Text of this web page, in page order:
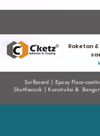
Raketan
Surfboard | Epoxy Floor-
Shuttlecock |Konstruksi &